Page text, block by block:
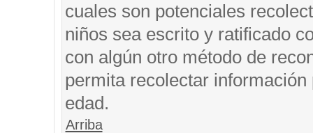
cuales son potenciales
niños sea escrito y ratificado
con algún otro método de
permita recolectar
edad.
Arriba